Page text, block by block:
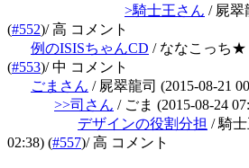
>騎士王さん / 屍翠
(#552)/ 高 コメント
例のISISちゃんCD / ななこっち★
(#553)/ 中 コメント
ごまさん / 屍翠龍司 (2015-08-21
>>司さん / ごま (2015-08-24
デザインの役割分担 / 騎士
02:38) (#557)/ 高 コメント